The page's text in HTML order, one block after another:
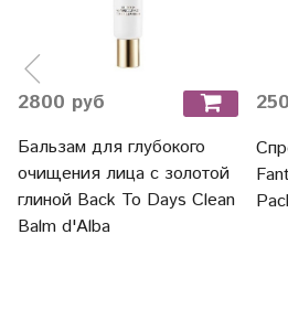
2800 руб
Бальзам для глубокого
очищения лица с золотой
глиной Back To Days Clean
Balm d'Alba